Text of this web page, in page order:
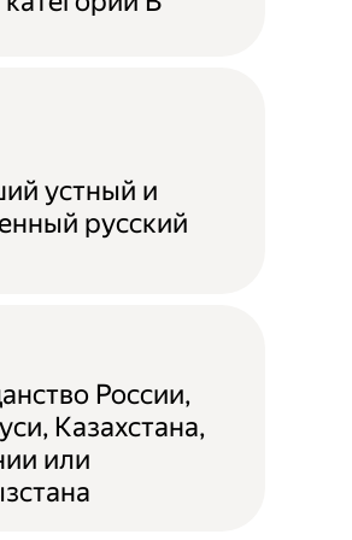
устный и
русский
России,
Казахстана,
или